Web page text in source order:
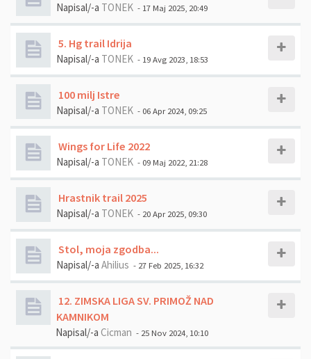
Napisal/-a TONEK - 17 Maj 2025, 20:49
5. Hg trail Idrija
Napisal/-a TONEK - 19 Avg 2023, 18:53
100 milj Istre
Napisal/-a TONEK - 06 Apr 2024, 09:25
Wings for Life 2022
Napisal/-a TONEK - 09 Maj 2022, 21:28
Hrastnik trail 2025
Napisal/-a TONEK - 20 Apr 2025, 09:30
Stol, moja zgodba...
Napisal/-a Ahilius - 27 Feb 2025, 16:32
12. ZIMSKA LIGA SV. PRIMOŽ NAD
KAMNIKOM
Napisal/-a Cicman - 25 Nov 2024, 10:10